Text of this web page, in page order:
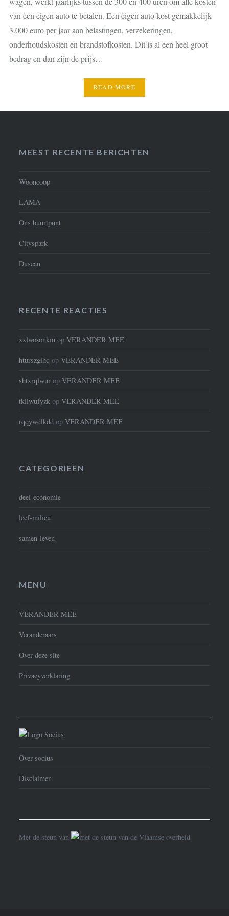
van een eigen auto te betalen. Een eigen auto kost gemakkelijk
3.000 euro per jaar aan belastingen, verzekeringen,
onderhoudskosten en brandstofkosten. Dit is al een heel groot
bedrag en dan zijn de prijs…
READ MORE
MEEST RECENTE BERICHTEN
Wooncoop
LAMA
Ons buurtpunt
Cityspark
Duscan
RECENTE REACTIES
xxlwoxonkm opVERANDER MEE
hturszgihq opVERANDER MEE
shtxrqlwur opVERANDER MEE
tkllwufyzk opVERANDER MEE
rqqywdlkdd opVERANDER MEE
CATEGORIEËN
deel-economie
leef-milieu
samen-leven
MENU
VERANDER MEE
Veranderaars
Over deze site
Privacyverklaring
Over socius
Disclaimer
Met de steun van